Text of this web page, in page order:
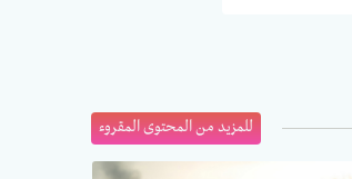
للمزيد من المحتوى المقروء